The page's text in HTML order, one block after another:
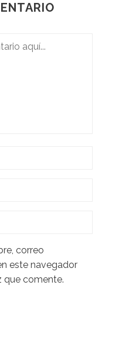
correo
este navegador
que comente.